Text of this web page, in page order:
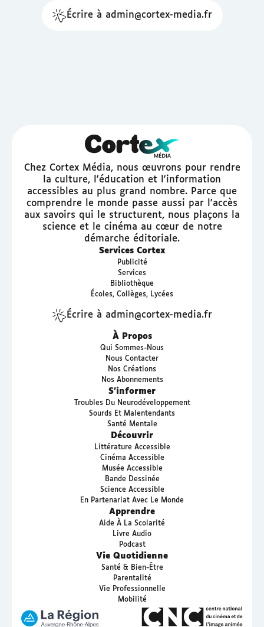
Écrire à admin@cortex-media.fr
Chez Cortex Média, nous œuvrons pour rendre
la culture, l'éducation et l'information
accessibles au plus grand nombre. Parce que
comprendre le monde passe aussi par l'accès
aux savoirs qui le structurent, nous plaçons la
science et le cinéma au cœur de notre
démarche éditoriale.
Services Cortex
Publicité
Services
Bibliothèque
Écoles, Collèges, Lycées
Écrire à admin@cortex-media.fr
À Propos
Qui Sommes-Nous
Nous Contacter
Nos Créations
Nos Abonnements
S’informer
Troubles Du Neurodéveloppement
Sourds Et Malentendants
Santé Mentale
Découvrir
Littérature Accessible
Cinéma Accessible
Musée Accessible
Bande Dessinée
Science Accessible
En Partenariat Avec Le Monde
Apprendre
Aide À La Scolarité
Livre Audio
Podcast
Vie Quotidienne
Santé & Bien-Être
Parentalité
Vie Professionnelle
Mobilité